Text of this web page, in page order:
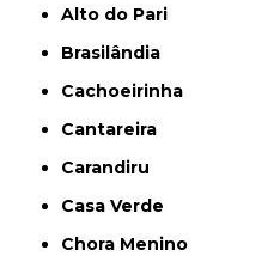
Alto do Pari
Brasilândia
Cachoeirinha
Cantareira
Carandiru
Casa Verde
Chora Menino